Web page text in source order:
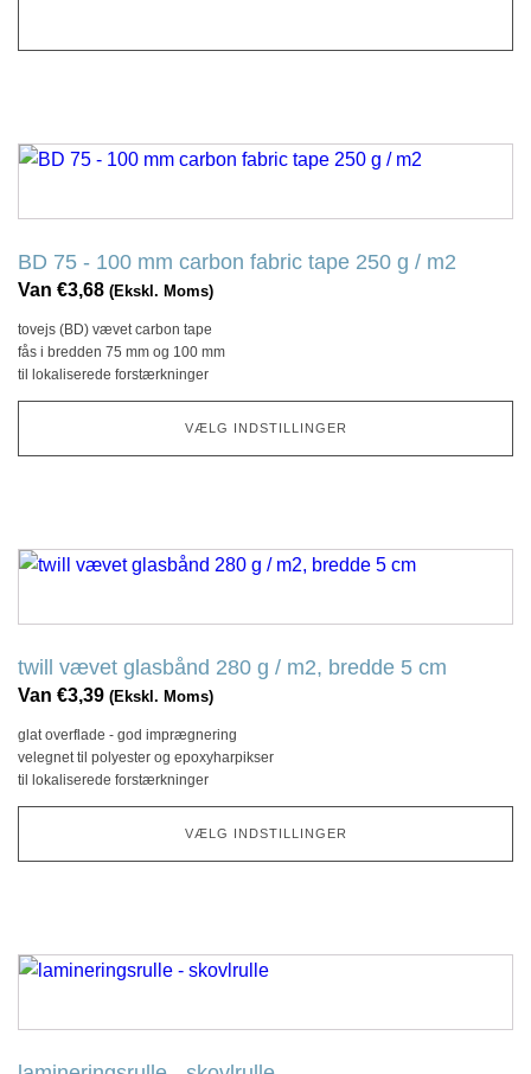
BD 75 - 100 mm carbon fabric tape 250 g / m2
Van €3,68 (Ekskl. Moms)
tovejs (BD) vævet carbon tape
fås i bredden 75 mm og 100 mm
til lokaliserede forstærkninger
VÆLG INDSTILLINGER
Dette
har
variationer.
mulighed
kan
produktsiden
twill vævet glasbånd 280 g / m2, bredde 5 cm
Van €3,39 (Ekskl. Moms)
glat overflade - god imprægnering
velegnet til polyester og epoxyharpikser
til lokaliserede forstærkninger
VÆLG INDSTILLINGER
Dette
har
variationer.
mulighed
kan
produktsiden
Dette
har